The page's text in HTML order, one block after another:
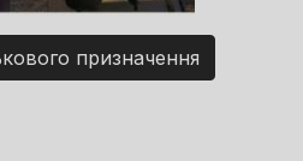
призначення